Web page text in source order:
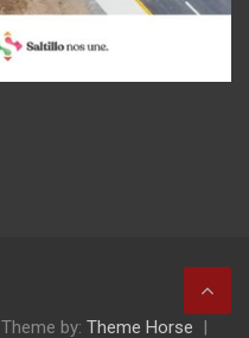
Theme by: Theme Horse